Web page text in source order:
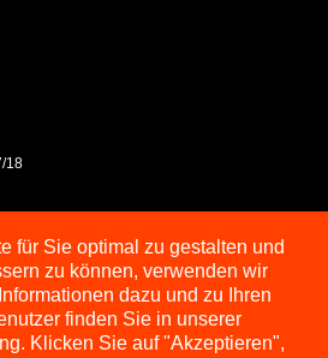
18
für Sie optimal zu gestalten und
zu können, verwenden wir
dazu und zu Ihren
finden Sie in unserer
Klicken Sie auf "Akzeptieren",